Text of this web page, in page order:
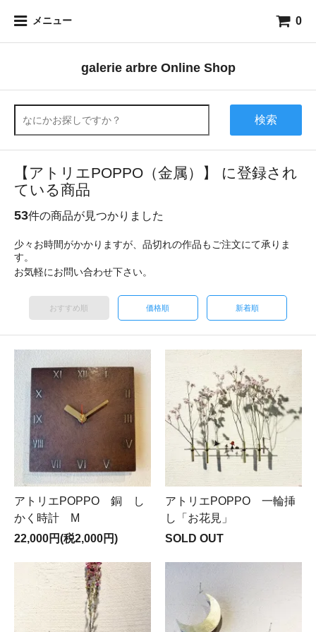
メニュー 0
galerie arbre Online Shop
検索
【アトリエPOPPO（金属）】 に登録され
ている商品
53件の商品が見つかりました
少々お時間がかかりますが、品切れの作品もご注文にて承りま
す。
お気軽にお問い合わせ下さい。
おすすめ順 価格順 新着順
アトリエPOPPO 銅 し
かく時計 M
22,000円(税2,000円)
アトリエPOPPO 一輪挿
し「お花見」
SOLD OUT